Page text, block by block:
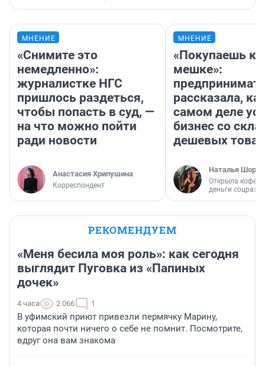
МНЕНИЕ
«Снимите это
немедленно»:
журналистке НГС
пришлось раздеться,
чтобы попасть в суд, —
на что можно пойти
ради новости
Анастасия Хрипушина
Корреспондент
МНЕНИЕ
«Покупаешь
мешке»:
рассказала,
самом деле
бизнес со
дешевых
Наталья
Открыла
деньги
РЕКОМЕНДУЕМ
«Меня бесила моя роль»: как сегодня
выглядит Пуговка из «Папиных
дочек»
4 часа 2 066 1
В уфимский приют привезли пермячку Марину,
которая почти ничего о себе не помнит. Посмотрите,
вдруг она вам знакома